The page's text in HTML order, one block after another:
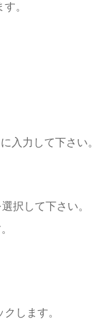
。
入力して下さい。
択して下さい。
します。